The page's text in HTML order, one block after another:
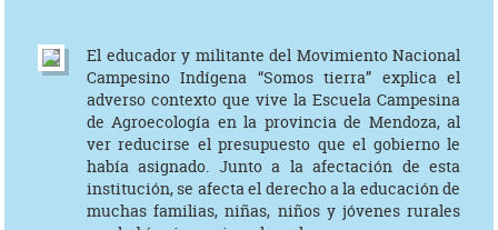
El educador y militante del Movimiento Nacional
Campesino Indígena “Somos tierra” explica el
adverso contexto que vive la Escuela Campesina
de Agroecología en la provincia de Mendoza, al
ver reducirse el presupuesto que el gobierno le
había asignado. Junto a la afectación de esta
institución, se afecta el derecho a la educación de
muchas familias, niñas, niños y jóvenes rurales